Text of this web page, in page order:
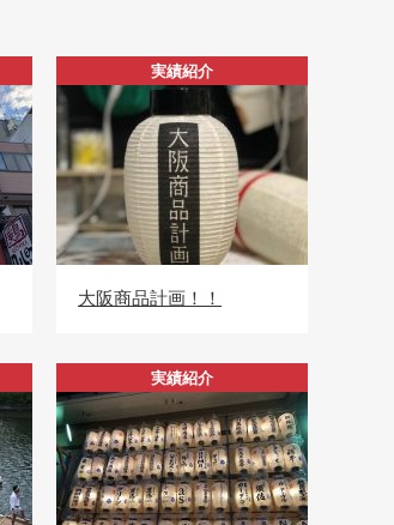
実績紹介
大阪商品計画！！
実績紹介